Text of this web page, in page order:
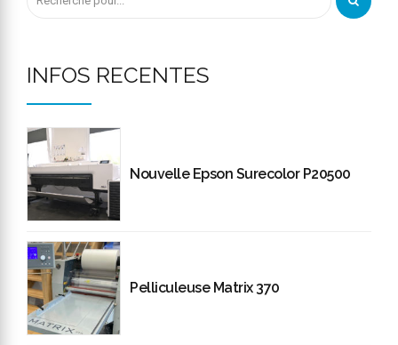
INFOS RECENTES
Nouvelle Epson Surecolor P20500
Pelliculeuse Matrix 370